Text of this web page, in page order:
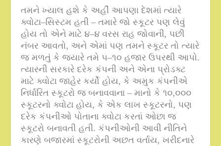
તમને ખ્યાલ હશે કે અહીં આપણા દેશમાં ત્યારે
ક્વોટા–સિસ્ટમ હતી – તમારે જો સ્કૂટર પણ લેવું
હોય તો એને માટે ૪–૪ વરસ રાહ જોવાની, પછી
નંબર આવતો, અને એમાં પણ તમને સ્કૂટર તો ત્યારે
જ મળતું કે જ્યારે તમે ૫–૧૦ હજાર ઉપરથી આપો.
ત્યારની સરકારે દરેક કંપની અને એના પ્રોડક્ટ
માટે ક્વોટા જાહેર કર્યો હોય,કે અમુક કંપનીએ
નિર્ધારિત સ્કૂટરો જ બનાવવાના–માનો કે ૧૦,૦૦૦
સ્કૂટરનો ક્વોટા હોય,કે એક લાખ સ્કૂટરનો, પણ
દરેક કંપનીઓ પોતાના ક્વોટા કરતાં ઓછા જ
સ્કૂટરો બનાવતી હતી.કંપનીઓની આવી નીતિને
કારણે બજારમાં સ્કૂટરોની અછત વર્તાય, ખરીદનારે